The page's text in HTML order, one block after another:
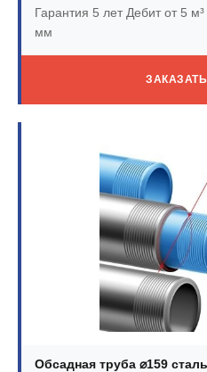
Гарантия 5 летДебит от 5 м³
мм
Обсадная труба ⌀159